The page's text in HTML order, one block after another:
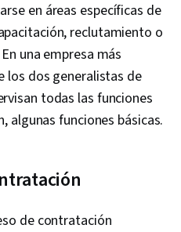
en áreas específicas de
reclutamiento o
una empresa más
los dos generalistas de
todas las funciones
algunas funciones básicas.
de contratación